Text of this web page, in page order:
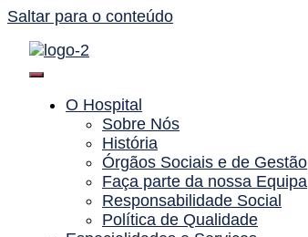
Saltar para o conteúdo
O Hospital
Sobre Nós
História
Órgãos Sociais e de Gestão
Faça parte da nossa Equipa
Responsabilidade Social
Política de Qualidade